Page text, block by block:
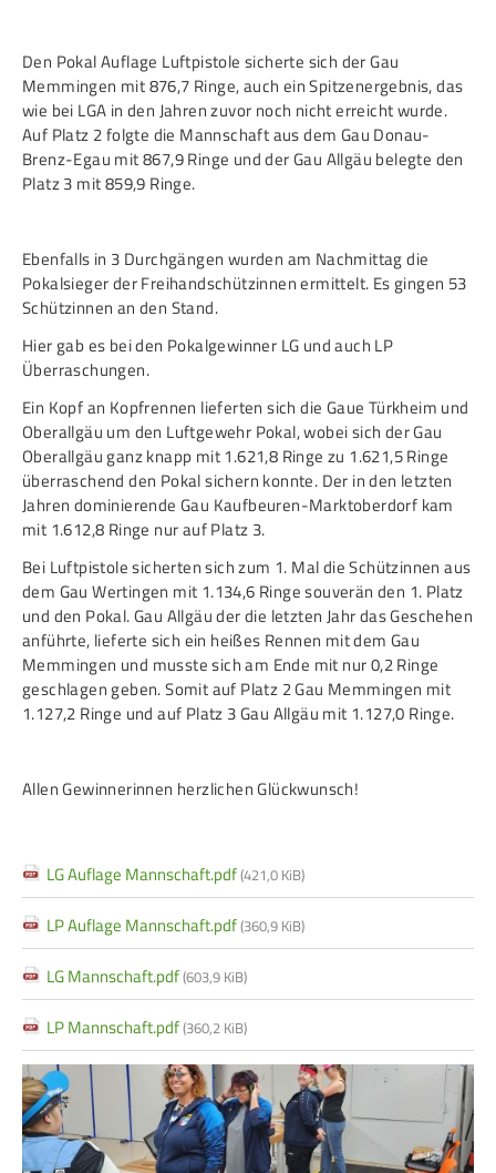
Den Pokal Auflage Luftpistole sicherte sich der Gau
Memmingen mit 876,7 Ringe, auch ein Spitzenergebnis, das
wie bei LGA in den Jahren zuvor noch nicht erreicht wurde.
Auf Platz 2 folgte die Mannschaft aus dem Gau Donau-
Brenz-Egau mit 867,9 Ringe und der Gau Allgäu belegte den
Platz 3 mit 859,9 Ringe.
Ebenfalls in 3 Durchgängen wurden am Nachmittag die
Pokalsieger der Freihandschützinnen ermittelt. Es gingen 53
Schützinnen an den Stand.
Hier gab es bei den Pokalgewinner LG und auch LP
Überraschungen.
Ein Kopf an Kopfrennen lieferten sich die Gaue Türkheim und
Oberallgäu um den Luftgewehr Pokal, wobei sich der Gau
Oberallgäu ganz knapp mit 1.621,8 Ringe zu 1.621,5 Ringe
überraschend den Pokal sichern konnte. Der in den letzten
Jahren dominierende Gau Kaufbeuren-Marktoberdorf kam
mit 1.612,8 Ringe nur auf Platz 3.
Bei Luftpistole sicherten sich zum 1. Mal die Schützinnen aus
dem Gau Wertingen mit 1.134,6 Ringe souverän den 1. Platz
und den Pokal. Gau Allgäu der die letzten Jahr das Geschehen
anführte, lieferte sich ein heißes Rennen mit dem Gau
Memmingen und musste sich am Ende mit nur 0,2 Ringe
geschlagen geben. Somit auf Platz 2 Gau Memmingen mit
1.127,2 Ringe und auf Platz 3 Gau Allgäu mit 1.127,0 Ringe.
Allen Gewinnerinnen herzlichen Glückwunsch!
LG Auflage Mannschaft.pdf(421,0 KiB)
LP Auflage Mannschaft.pdf(360,9 KiB)
LG Mannschaft.pdf(603,9 KiB)
LP Mannschaft.pdf(360,2 KiB)
überspringen
Kontakt